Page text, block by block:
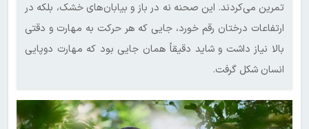
تمرین می‌کردند. این صحنه نه در باز و بیابان‌های خشک، بلکه در
ارتفاعات درختان رقم خورد، جایی که هر حرکت به مهارت و دقتی
بالا نیاز داشت و شاید دقیقاً همان جایی بود که مهارت دوپایی
انسان شکل گرفت.